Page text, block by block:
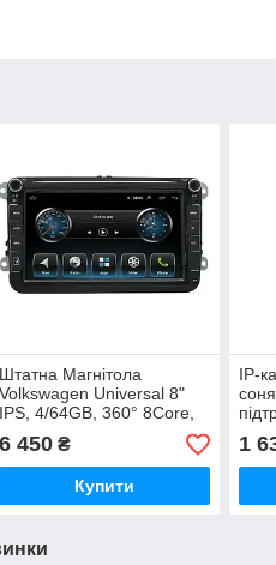
Штатна Магнітола
Volkswagen Universal 8"
IPS, 4/64GB, 360° 8Core,
12/Carplay DSP
6 450₴
Купити
IP-
1